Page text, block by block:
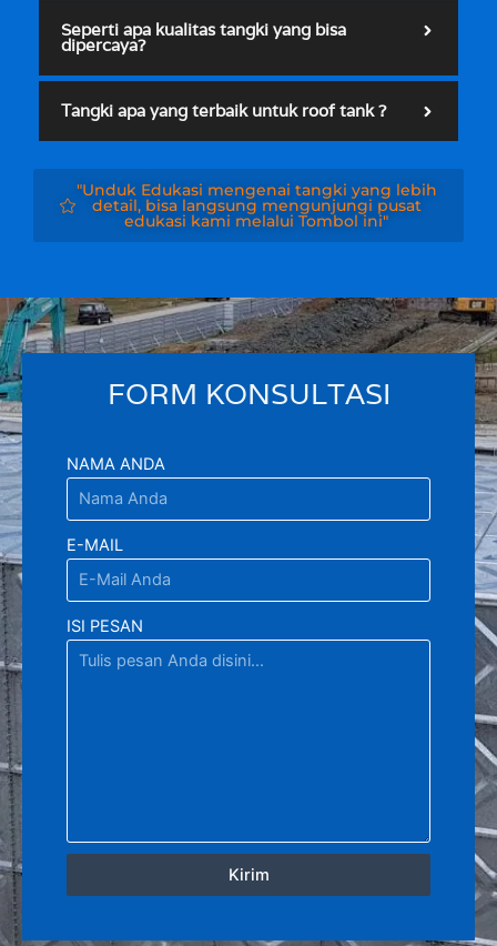
Seperti apa kualitas tangki yang bisa
dipercaya?
Tangki apa yang terbaik untuk roof tank ?
"Unduk Edukasi mengenai tangki yang lebih
detail, bisa langsung mengunjungi pusat
edukasi kami melalui Tombol ini"
FORM KONSULTASI
NAMA ANDA
E-MAIL
ISI PESAN
Kirim